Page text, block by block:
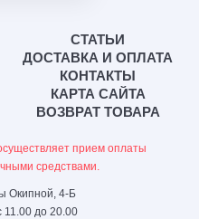
СТАТЬИ
ДОСТАВКА И ОПЛАТА
КОНТАКТЫ
КАРТА САЙТА
ВОЗВРАТ ТОВАРА
прием оплаты
средствами.
Окипной, 4-Б
11.00 до 20.00